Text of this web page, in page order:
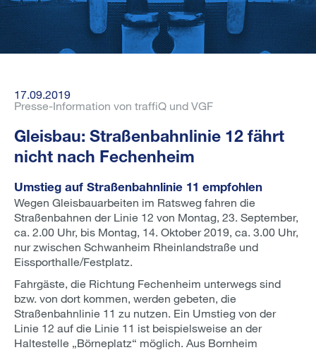
17.09.2019
Presse-Information von traffiQ und VGF
Gleisbau: Straßenbahnlinie 12 fährt
nicht nach Fechenheim
Umstieg auf Straßenbahnlinie 11 empfohlen
Wegen Gleisbauarbeiten im Ratsweg fahren die
Straßenbahnen der Linie 12 von Montag, 23. September,
ca. 2.00 Uhr, bis Montag, 14. Oktober 2019, ca. 3.00 Uhr,
nur zwischen Schwanheim Rheinlandstraße und
Eissporthalle/Festplatz.
Fahrgäste, die Richtung Fechenheim unterwegs sind
bzw. von dort kommen, werden gebeten, die
Straßenbahnlinie 11 zu nutzen. Ein Umstieg von der
Linie 12 auf die Linie 11 ist beispielsweise an der
Haltestelle „Börneplatz“ möglich. Aus Bornheim